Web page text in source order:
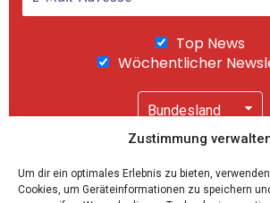
Zustimmung
Um dir ein optimales Erlebnis zu bieten,
Cookies, um Geräteinformationen zu speichern
Top News
Wöchentlicher
"Abonnieren" akzeptierst